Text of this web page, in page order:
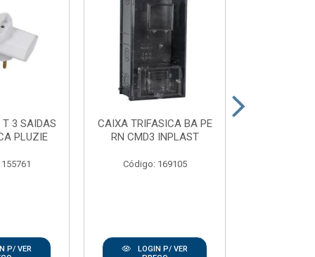
T 3 SAIDAS
PLUZIE
P/ VER
CAIXA TRIFASICA BA PE
RN CMD3 INPLAST
Código: 169105
LOGIN P/ VER